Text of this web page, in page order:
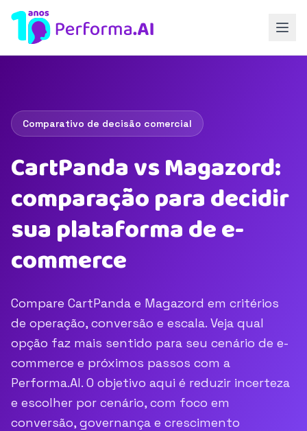
Comparativo de decisão comercial
CartPanda vs Magazord:
comparação para decidir
sua plataforma de e-
commerce
Compare CartPanda e Magazord em critérios
de operação, conversão e escala. Veja qual
opção faz mais sentido para seu cenário de e-
commerce e próximos passos com a
Performa.AI. O objetivo aqui é reduzir incerteza
e escolher por cenário, com foco em
conversão, governança e crescimento